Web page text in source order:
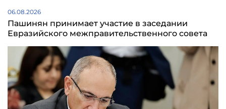
06.08.2026
Пашинян принимает участие в заседании
Евразийского межправительственного совета